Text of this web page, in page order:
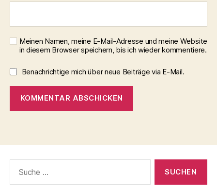
Meinen Namen, meine E-Mail-Adresse und meine Website
in diesem Browser speichern, bis ich wieder kommentiere.
Benachrichtige mich über neue Beiträge via E-Mail.
nach: